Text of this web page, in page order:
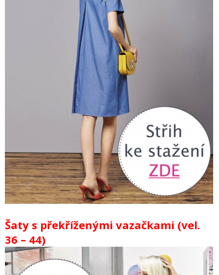
Šaty s překříženými vazačkami (vel.
36 – 44)